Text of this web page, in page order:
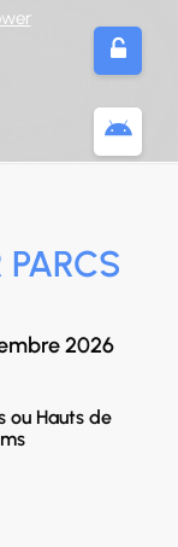
PARCS
2026
ou Hauts de